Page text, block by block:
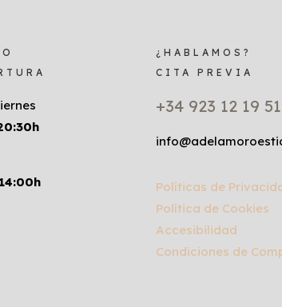
¿HABLAMOS?
CITA PREVIA
+34 923 12 19 51
Políticas de
Política de Cookies
Accesibilidad
Condiciones de